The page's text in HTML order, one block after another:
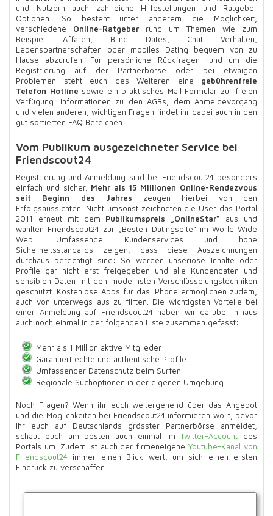
und Nutzern auch zahlreiche Hilfestellungen und Ratgeber
Optionen. So besteht unter anderem die Möglichkeit,
verschiedene Online-Ratgeber rund um Themen wie zum
Beispiel Affären, Blind Dates, Chat Verhalten,
Lebenspartnerschaften oder mobiles Dating bequem von zu
Hause abzurufen. Für persönliche Rückfragen rund um die
Registrierung auf der Partnerbörse oder bei etwaigen
Problemen steht euch des Weiteren eine gebührenfreie
Telefon Hotline sowie ein praktisches Mail Formular zur freien
Verfügung. Informationen zu den AGBs, dem Anmeldevorgang
und vielen anderen, wichtigen Fragen findet ihr dabei auch in den
gut sortierten FAQ Bereichen.
Vom Publikum ausgezeichneter Service bei
Friendscout24
Registrierung und Anmeldung sind bei Friendscout24 besonders
einfach und sicher. Mehr als 15 Millionen Online-Rendezvous
seit Beginn des Jahres zeugen hierbei von den
Erfolgsaussichten. Nicht umsonst zeichneten die User das Portal
2011 erneut mit dem Publikumspreis „OnlineStar“ aus und
wählten Friendscout24 zur „Besten Datingseite“ im World Wide
Web. Umfassende Kundenservices und hohe
Sicherheitsstandards zeigen, dass diese Auszeichnungen
durchaus berechtigt sind: So werden unseriöse Inhalte oder
Profile gar nicht erst freigegeben und alle Kundendaten und
sensiblen Daten mit den modernsten Verschlüsselungstechniken
geschützt. Kostenlose Apps für das iPhone ermöglichen zudem,
auch von unterwegs aus zu flirten. Die wichtigsten Vorteile bei
einer Anmeldung auf Friendscout24 haben wir darüber hinaus
auch noch einmal in der folgenden Liste zusammen gefasst:
Mehr als 1 Million aktive Mitglieder
Garantiert echte und authentische Profile
Umfassender Datenschutz beim Surfen
Regionale Suchoptionen in der eigenen Umgebung
Noch Fragen? Wenn ihr euch weitergehend über das Angebot
und die Möglichkeiten bei Friendscout24 informieren wollt, bevor
ihr euch auf Deutschlands grösster Partnerbörse anmeldet,
schaut euch am besten auch einmal imTwitter-Account des
Portals um. Zudem ist auch der firmeneigeneYoutube-Kanal von
Friendscout24 immer einen Blick wert, um sich einen ersten
Eindruck zu verschaffen.